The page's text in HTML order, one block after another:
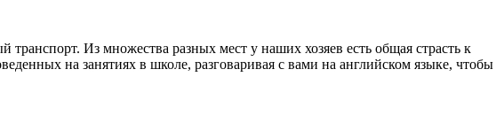
Из множества разных мест у наших хозяев есть общая страсть к
на занятиях в школе, разговаривая с вами на английском языке, чтобы